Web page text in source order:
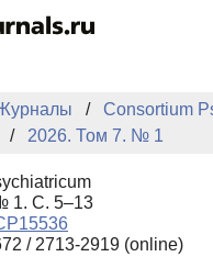
содержанию
НОВОСТИ
ИЗДАНИЯ
ПОДАТЬ РУКОПИСЬ
БАЗА ЗНАНИЙ
КЛЮЧЕВЫЕ СЛОВА
Consortium
2026. Том 7. № 1
1. С. 5–13
/ 2713-2919 (online)